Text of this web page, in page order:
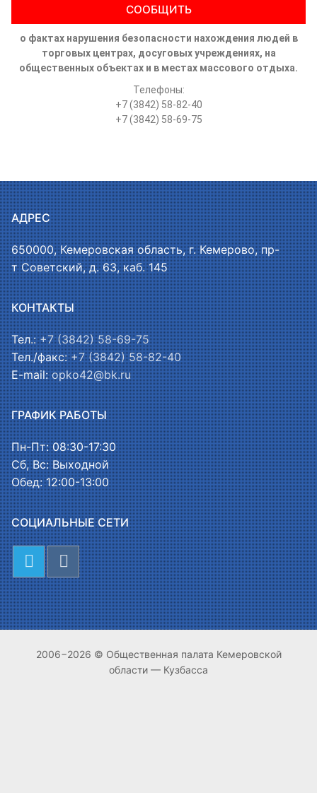
СООБЩИТЬ
о фактах нарушения безопасности нахождения людей в
торговых центрах, досуговых учреждениях, на
общественных объектах и в местах массового отдыха.
Телефоны:
+7 (3842) 58-82-40
+7 (3842) 58-69-75
АДРЕС
650000, Кемеровская область, г. Кемерово, пр-
т Советский, д. 63, каб. 145
КОНТАКТЫ
Тел.:+7 (3842) 58-69-75
Тел./факс:+7 (3842) 58-82-40
E-mail:opko42@bk.ru
ГРАФИК РАБОТЫ
Пн-Пт: 08:30-17:30
Сб, Вс: Выходной
Обед: 12:00-13:00
СОЦИАЛЬНЫЕ СЕТИ
2006−2026 © Общественная палата Кемеровской
области — Кузбасса